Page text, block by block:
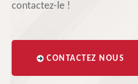
contactez-le !
CONTACTEZ NOUS